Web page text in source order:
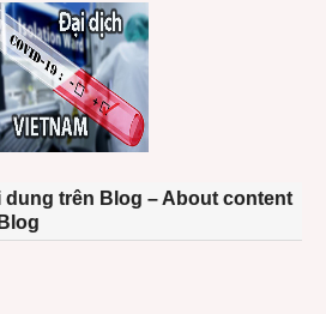
dung trên Blog – About content